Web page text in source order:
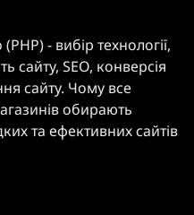
- вибір технології,
сайту, SEO, конверсія
сайту. Чому все
обирають
та ефективних сайтів